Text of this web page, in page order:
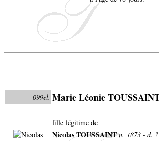
099el. Marie Léonie
fille légitime de
Nicolas TOUSSAINTn. 1873 - d. ?